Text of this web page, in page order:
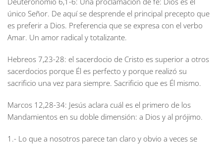
único Señor. De aquí se desprende el principal precepto que
es preferir a Dios. Preferencia que se expresa con el verbo
Amar. Un amor radical y totalizante.
Hebreos 7,23-28: el sacerdocio de Cristo es superior a otros
sacerdocios porque Él es perfecto y porque realizó su
sacrificio una vez para siempre. Sacrificio que es Él mismo.
Marcos 12,28-34: Jesús aclara cuál es el primero de los
Mandamientos en su doble dimensión: a Dios y al prójimo.
1.- Lo que a nosotros parece tan claro y obvio a veces se